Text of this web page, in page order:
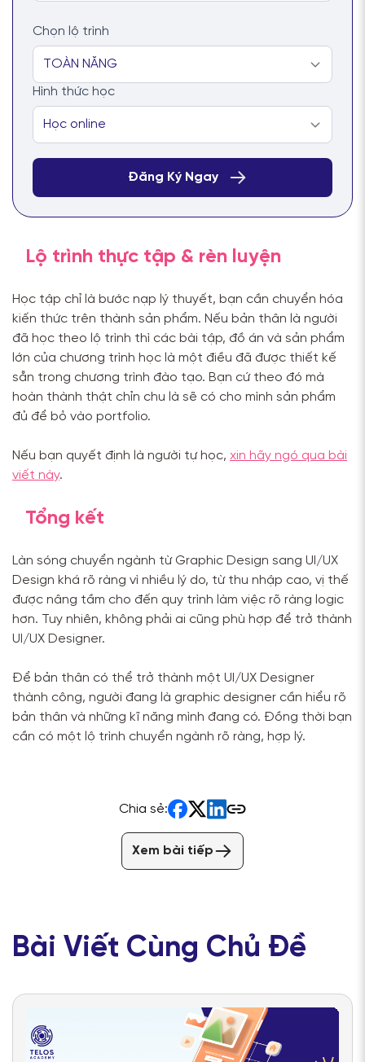
Chọn lộ trình
Hình thức học
Lộ trình thực tập & rèn luyện
Học tập chỉ là bước nạp lý thuyết, bạn cần chuyển hóa
kiến thức trên thành sản phẩm. Nếu bản thân là người
đã học theo lộ trình thì các bài tập, đồ án và sản phẩm
lớn của chương trình học là một điều đã được thiết kế
sẵn trong chương trình đào tạo. Bạn cứ theo đó mà
hoàn thành thật chỉn chu là sẽ có cho mình sản phẩm
đủ để bỏ vào portfolio.
Nếu bạn quyết định là người tự học, xin hãy ngó qua bài
viết này.
Tổng kết
Làn sóng chuyển ngành từ Graphic Design sang UI/UX
Design khá rõ ràng vì nhiều lý do, từ thu nhập cao, vị thế
được nâng tầm cho đến quy trình làm việc rõ ràng logic
hơn. Tuy nhiên, không phải ai cũng phù hợp để trở thành
UI/UX Designer.
Để bản thân có thể trở thành một UI/UX Designer
thành công, người đang là graphic designer cần hiểu rõ
bản thân và những kĩ năng mình đang có. Đồng thời bạn
cần có một lộ trình chuyển ngành rõ ràng, hợp lý.
Chia sẻ:
Xem bài tiếp
Bài Viết Cùng Chủ Đề